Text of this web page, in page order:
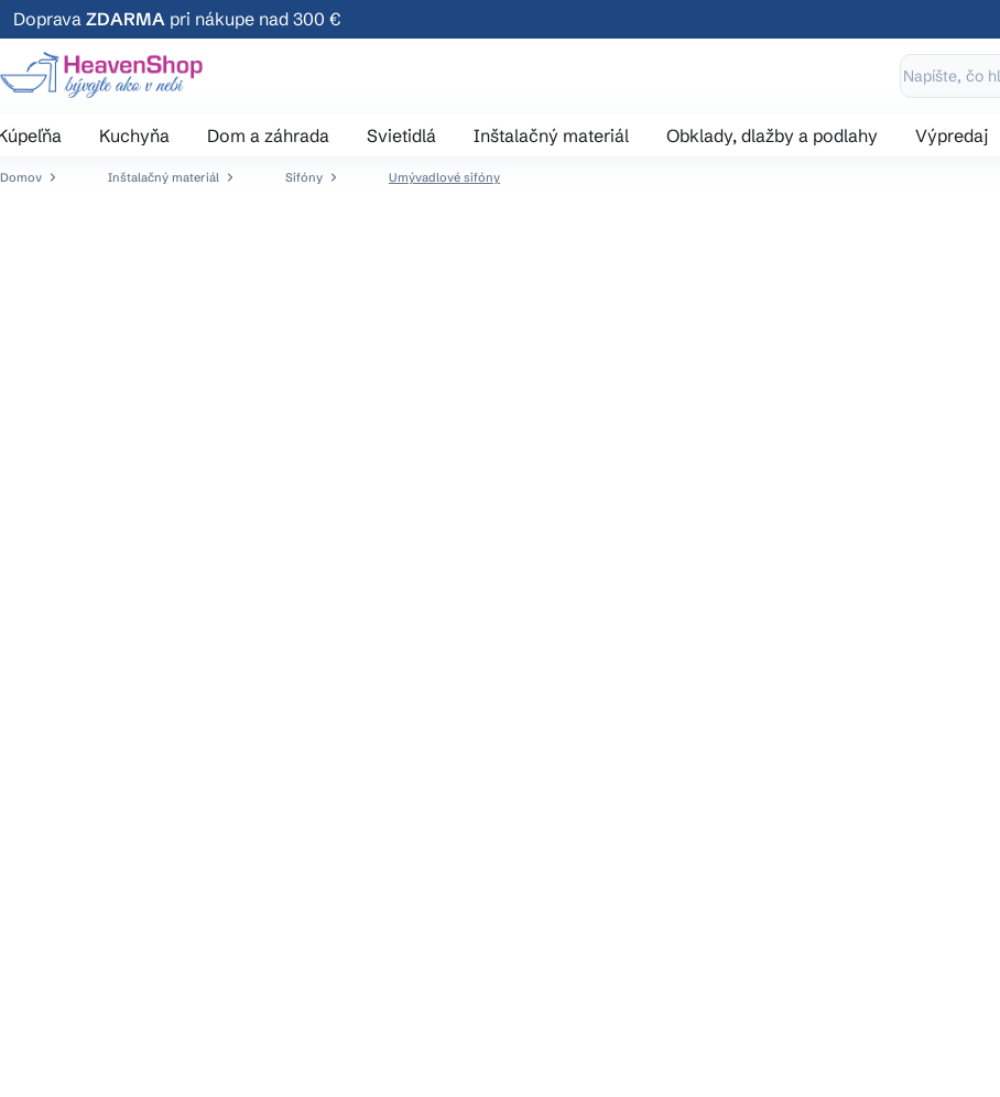
Prejsť
na
obsah
Doprava ZDARMA pri nákupe nad 300 €
Kuchyňa Dom a záhrada Svietidlá Inštalačný materiál Obklady, dlažby a podlahy Výpredaj
Domov Inštalačný materiál Sifóny Umývadlové sifóny